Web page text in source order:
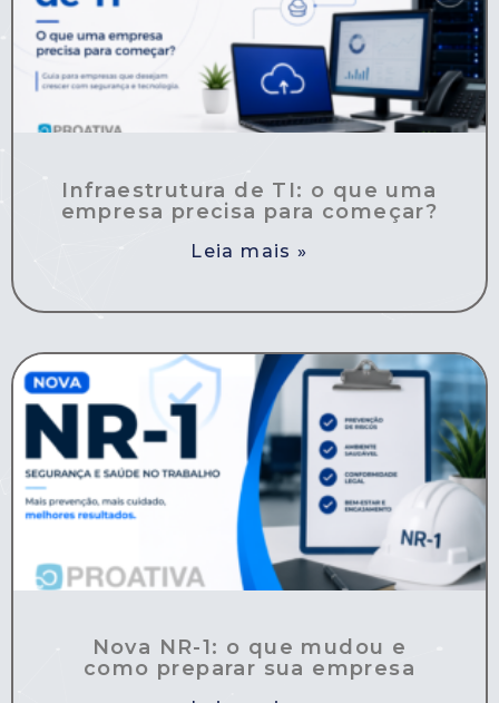
Infraestrutura de TI: o que uma
empresa precisa para começar?
Leia mais »
Nova NR-1: o que mudou e
como preparar sua empresa